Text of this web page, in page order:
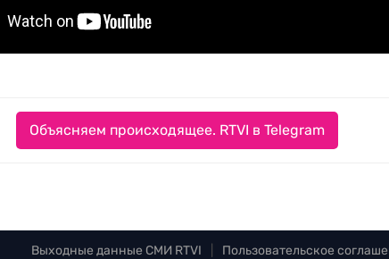
Объясняем происходящее. RTVI в Telegram
Выходные данные СМИ RTVI Пользовательское